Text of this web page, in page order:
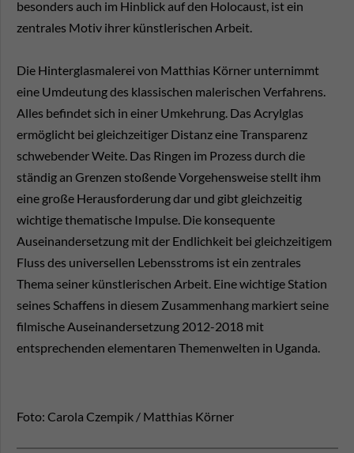
besonders auch im Hinblick auf den Holocaust, ist ein
zentrales Motiv ihrer künstlerischen Arbeit.
Die Hinterglasmalerei von Matthias Körner unternimmt
eine Umdeutung des klassischen malerischen Verfahrens.
Alles befindet sich in einer Umkehrung. Das Acrylglas
ermöglicht bei gleichzeitiger Distanz eine Transparenz
schwebender Weite. Das Ringen im Prozess durch die
ständig an Grenzen stoßende Vorgehensweise stellt ihm
eine große Herausforderung dar und gibt gleichzeitig
wichtige thematische Impulse. Die konsequente
Auseinandersetzung mit der Endlichkeit bei gleichzeitigem
Fluss des universellen Lebensstroms ist ein zentrales
Thema seiner künstlerischen Arbeit. Eine wichtige Station
seines Schaffens in diesem Zusammenhang markiert seine
filmische Auseinandersetzung 2012-2018 mit
entsprechenden elementaren Themenwelten in Uganda.
Foto: Carola Czempik / Matthias Körner